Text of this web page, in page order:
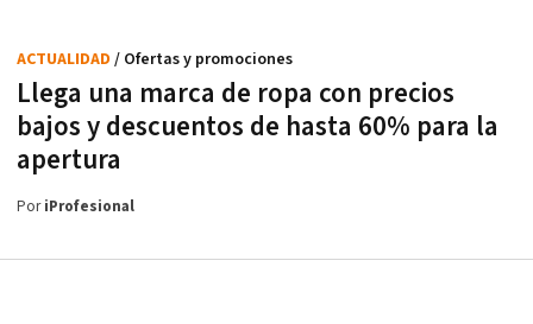
Llega una marca de ropa con precios
bajos y descuentos de hasta 60% para la
apertura
ACTUALIDAD / Ofertas y promociones
PoriProfesional